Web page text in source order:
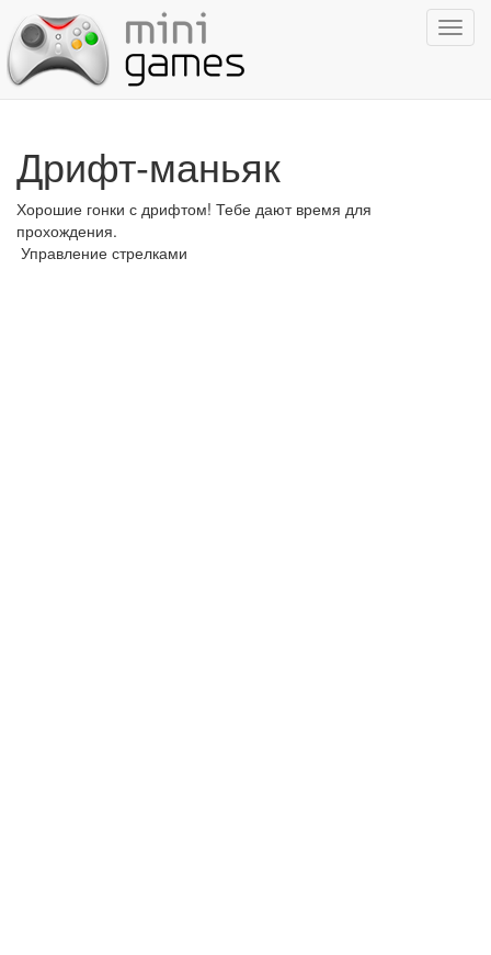
Дрифт-маньяк
Хорошие гонки с дрифтом! Тебе дают время для
прохождения.
Управление стрелками